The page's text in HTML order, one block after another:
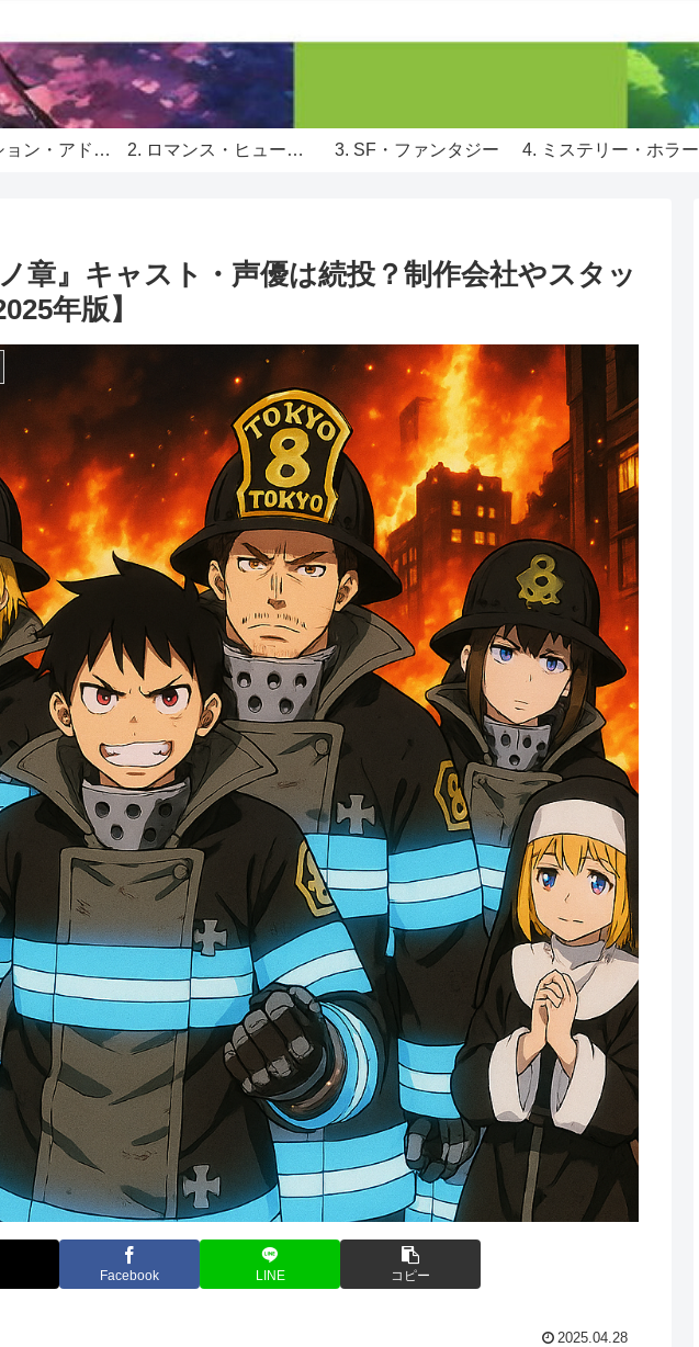
1. アクション・アドベンチャー 2. ロマンス・ヒューマンドラマ 3. SF・ファンタジー 4. ミステリー・ホラー
章』キャスト・声優は続投？制作会社やスタッ
年版】
Facebook LINE コピー
2025.04.28